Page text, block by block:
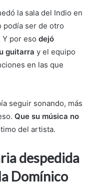
la sala del Indio en
podía ser de otro
por eso dejó
guitarra y el equipo
en las que
seguir sonando, más
Que su música no
del artista.
despedida
Domínico